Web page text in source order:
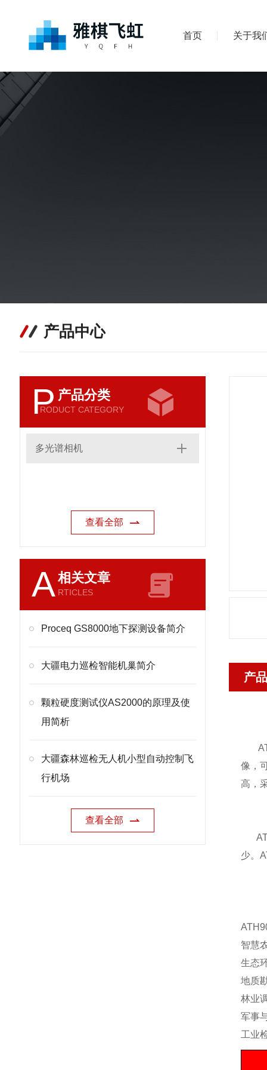
首页 关于我
产品中心
P 产品分类
RODUCT CATEGORY
多光谱相机
查看全部
A相关文章
RTICLES
Proceq GS8000地下探测设备简介
大疆电力巡检智能机巢简介
颗粒硬度测试仪AS2000的原理及使
用简析
大疆森林巡检无人机小型自动控制飞
行机场
查看全部
产
像，
高，
少。
智慧
生态
地质
林业
军事
工业